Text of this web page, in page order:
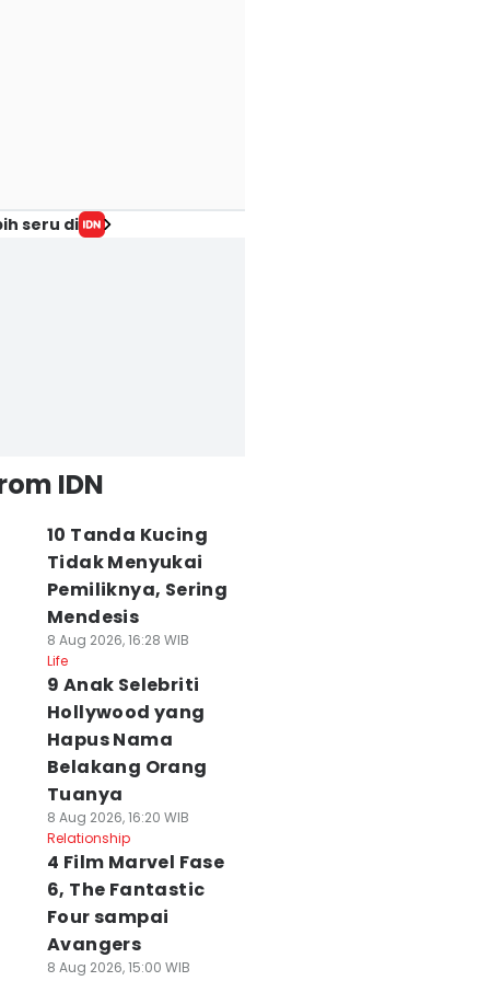
seru di
IDN
10 Tanda Kucing
Tidak Menyukai
Pemiliknya, Sering
Mendesis
8 Aug 2026, 16:28 WIB
Life
9 Anak Selebriti
Hollywood yang
Hapus Nama
Belakang Orang
Tuanya
8 Aug 2026, 16:20 WIB
Relationship
4 Film Marvel Fase
6, The Fantastic
Four sampai
Avangers
8 Aug 2026, 15:00 WIB